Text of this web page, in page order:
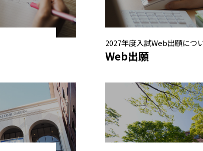
2027年度入試Web出願につ
Web出願